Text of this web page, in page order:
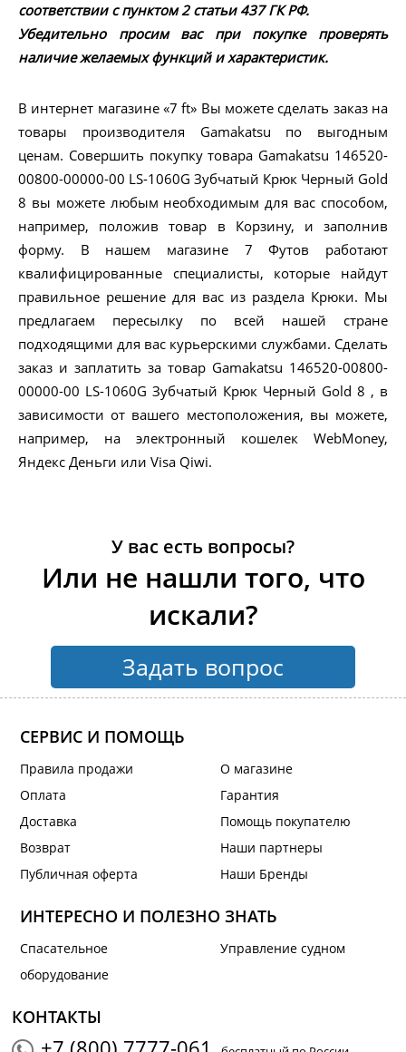
соответствии с пунктом 2 статьи 437 ГК РФ.
Убедительно просим вас при покупке проверять
наличие желаемых функций и характеристик.
В интернет магазине «7 ft» Вы можете сделать заказ на
товары производителя Gamakatsu по выгодным
ценам. Совершить покупку товара Gamakatsu 146520-
00800-00000-00 LS-1060G Зубчатый Крюк Черный Gold
8 вы можете любым необходимым для вас способом,
например, положив товар в Корзину, и заполнив
форму. В нашем магазине 7 Футов работают
квалифицированные специалисты, которые найдут
правильное решение для вас из раздела Крюки. Мы
предлагаем пересылку по всей нашей стране
подходящими для вас курьерскими службами. Сделать
заказ и заплатить за товар Gamakatsu 146520-00800-
00000-00 LS-1060G Зубчатый Крюк Черный Gold 8 , в
зависимости от вашего местоположения, вы можете,
например, на электронный кошелек WebMoney,
Яндекс Деньги или Visa Qiwi.
У вас есть вопросы?
Или не нашли того, что
искали?
Задать вопрос
СЕРВИС И ПОМОЩЬ
Правила продажи
Оплата
Доставка
Возврат
Публичная оферта
О магазине
Гарантия
Помощь покупателю
Наши партнеры
Наши Бренды
ИНТЕРЕСНО И ПОЛЕЗНО ЗНАТЬ
Спасательное
оборудование
Управление судном
КОНТАКТЫ